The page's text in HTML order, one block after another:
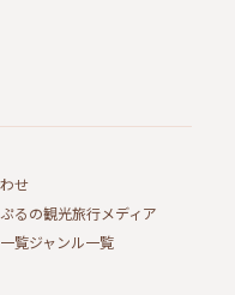
せ
るの観光旅行メディア
覧ジャンル一覧